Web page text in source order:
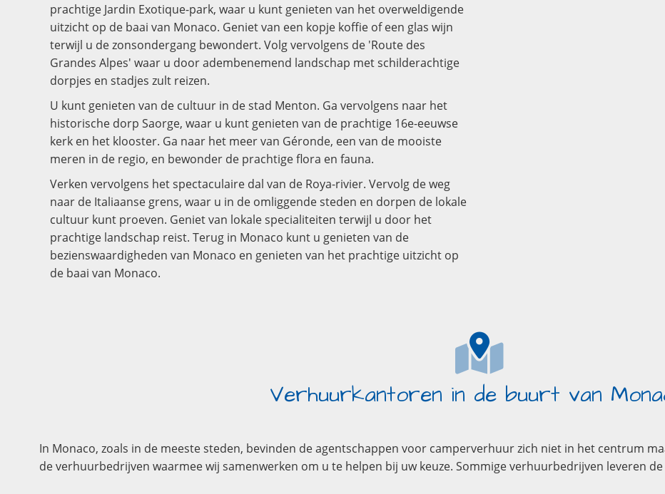
prachtige Jardin Exotique-park, waar u kunt genieten van het overweldigende
uitzicht op de baai van Monaco. Geniet van een kopje koffie of een glas wijn
terwijl u de zonsondergang bewondert. Volg vervolgens de 'Route des
Grandes Alpes' waar u door adembenemend landschap met schilderachtige
dorpjes en stadjes zult reizen.
U kunt genieten van de cultuur in de stad Menton. Ga vervolgens naar het
historische dorp Saorge, waar u kunt genieten van de prachtige 16e-eeuwse
kerk en het klooster. Ga naar het meer van Géronde, een van de mooiste
meren in de regio, en bewonder de prachtige flora en fauna.
Verken vervolgens het spectaculaire dal van de Roya-rivier. Vervolg de weg
naar de Italiaanse grens, waar u in de omliggende steden en dorpen de lokale
cultuur kunt proeven. Geniet van lokale specialiteiten terwijl u door het
prachtige landschap reist. Terug in Monaco kunt u genieten van de
bezienswaardigheden van Monaco en genieten van het prachtige uitzicht op
de baai van Monaco.
Verhuurkantoren in de buurt van
In Monaco, zoals in de meeste steden, bevinden de agentschappen voor camperverhuur zich niet in het centrum
de verhuurbedrijven waarmee wij samenwerken om u te helpen bij uw keuze. Sommige verhuurbedrijven leveren